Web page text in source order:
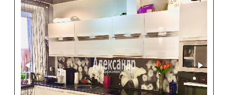
Популярное